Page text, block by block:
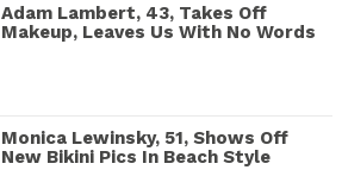
Adam Lambert, 43, Takes Off
Makeup, Leaves Us With No Words
Monica Lewinsky, 51, Shows Off
New Bikini Pics In Beach Style